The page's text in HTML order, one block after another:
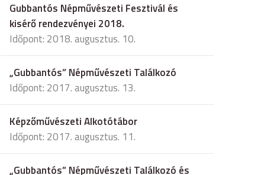
Gubbantós Népművészeti Fesztivál és
kisérő rendezvényei 2018.
Időpont: 2018. augusztus. 10.
„Gubbantós” Népművészeti Találkozó
Időpont: 2017. augusztus. 13.
Képzőművészeti Alkotótábor
Időpont: 2017. augusztus. 11.
„Gubbantós” Népművészeti Találkozó és